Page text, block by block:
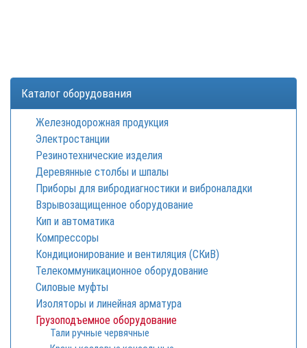
Каталог оборудования
Железнодорожная продукция
Электростанции
Резинотехнические изделия
Деревянные столбы и шпалы
Приборы для вибродиагностики и виброналадки
Взрывозащищенное оборудование
Кип и автоматика
Компрессоры
Кондиционирование и вентиляция (СКиВ)
Телекоммуникационное оборудование
Силовые муфты
Изоляторы и линейная арматура
Грузоподъемное оборудование
Тали ручные червячные